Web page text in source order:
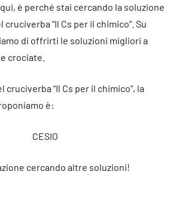
è perché stai cercando la soluzione
“Il Cs per il chimico”. Su
di offrirti le soluzioni migliori a
crociate.
cruciverba “Il Cs per il chimico”, la
è:
CESIO
cercando altre soluzioni!